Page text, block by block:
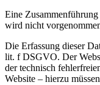
Eine
wird nicht
Die Erfassung dieser
lit. f DSGVO. Der
der technisch
Website – hierzu